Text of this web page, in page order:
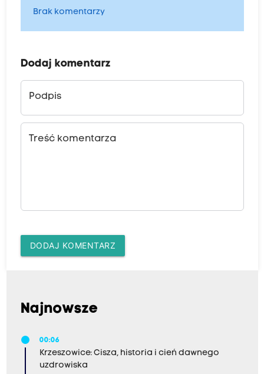
Brak komentarzy
Dodaj komentarz
Podpis
Treść komentarza
DODAJ KOMENTARZ
Najnowsze
00:06
Krzeszowice: Cisza, historia i cień dawnego
uzdrowiska